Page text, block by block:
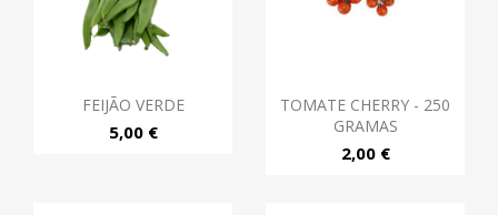
FEIJÃO VERDE
5,00 €
TOMATE CHERRY - 250
GRAMAS
2,00 €